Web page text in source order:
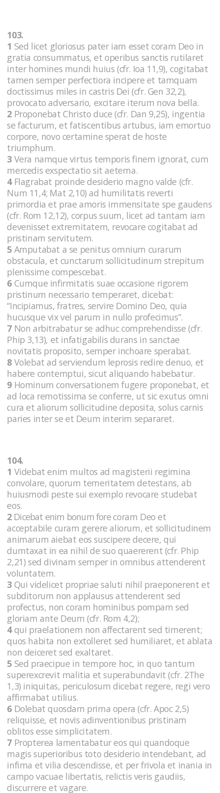
103.
1 Sed licet gloriosus pater iam esset coram Deo in
gratia consummatus, et operibus sanctis rutilaret
inter homines mundi huius (cfr. Ioa 11,9), cogitabat
tamen semper perfectiora incipere et tamquam
doctissimus miles in castris Dei (cfr. Gen 32,2),
provocato adversario, excitare iterum nova bella.
2 Proponebat Christo duce (cfr. Dan 9,25), ingentia
se facturum, et fatiscentibus artubus, iam emortuo
corpore, novo certamine sperat de hoste
triumphum.
3 Vera namque virtus temporis finem ignorat, cum
mercedis exspectatio sit aeterna.
4Flagrabat proinde desiderio magno valde (cfr.
Num 11,4; Mat 2,10) ad humilitatis reverti
primordia et prae amoris immensitate spe gaudens
(cfr. Rom 12,12), corpus suum, licet ad tantam iam
devenisset extremitatem, revocare cogitabat ad
pristinam servitutem.
5 Amputabat a se penitus omnium curarum
obstacula, et cunctarum sollicitudinum strepitum
plenissime compescebat.
6 Cumque infirmitatis suae occasione rigorem
pristinum necessario temperaret, dicebat:
“Incipiamus, fratres, servire Domino Deo, quia
hucusque vix vel parum in nullo profecimus”.
7 Non arbitrabatur se adhuc comprehendisse (cfr.
Phip 3,13), et infatigabilis durans in sanctae
novitatis proposito, semper inchoare sperabat.
8 Volebat ad serviendum leprosis redire denuo, et
habere contemptui, sicut aliquando habebatur.
9 Hominum conversationem fugere proponebat, et
ad loca remotissima se conferre, ut sic exutus omni
cura et aliorum sollicitudine deposita, solus carnis
paries inter se et Deum interim separaret.
104.
1 Videbat enim multos ad magisterii regimina
convolare, quorum temeritatem detestans, ab
huiusmodi peste sui exemplo revocare studebat
eos.
2 Dicebat enim bonum fore coram Deo et
acceptabile curam gerere aliorum, et sollicitudinem
animarum aiebat eos suscipere decere, qui
dumtaxat in ea nihil de suo quaererent (cfr. Phip
2,21) sed divinam semper in omnibus attenderent
voluntatem.
3 Qui videlicet propriae saluti nihil praeponerent et
subditorum non applausus attenderent sed
profectus, non coram hominibus pompam sed
gloriam ante Deum (cfr. Rom 4,2);
4qui praelationem non affectarent sed timerent;
quos habita non extolleret sed humiliaret, et ablata
non deiceret sed exaltaret.
5 Sed praecipue in tempore hoc, in quo tantum
superexcrevit malitia et superabundavit (cfr. 2The
1,3) iniquitas, periculosum dicebat regere, regi vero
affirmabat utilius.
6 Dolebat quosdam prima opera (cfr. Apoc 2,5)
reliquisse, et novis adinventionibus pristinam
oblitos esse simplicitatem.
7 Propterea lamentabatur eos qui quandoque
magis superioribus toto desiderio intendebant, ad
infima et vilia descendisse, et per frivola et inania in
campo vacuae libertatis, relictis veris gaudiis,
discurrere et vagare.